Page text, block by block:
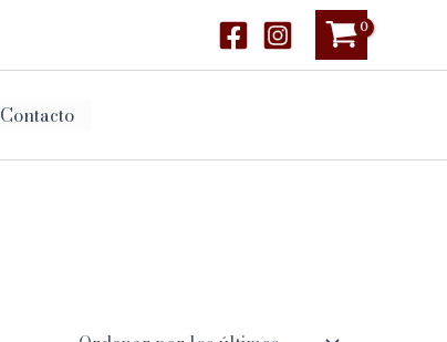
Contacto